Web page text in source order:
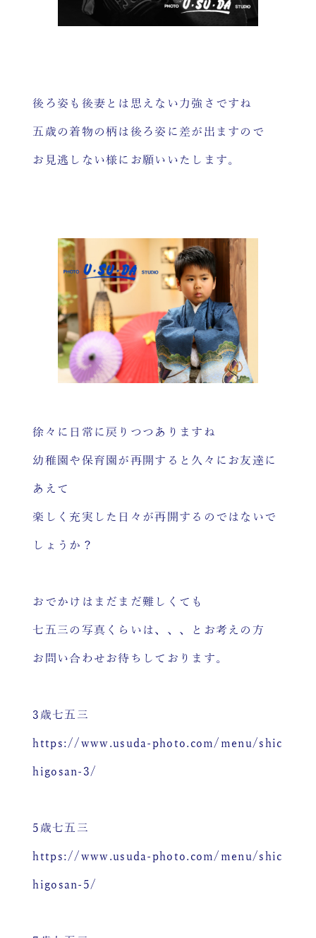
後ろ姿も後妻とは思えない力強さですね
五歳の着物の柄は後ろ姿に差が出ますので
お見逃しない様にお願いいたします。
徐々に日常に戻りつつありますね
幼稚園や保育園が再開すると久々にお友達に
あえて
楽しく充実した日々が再開するのではないで
しょうか？
おでかけはまだまだ難しくても
七五三の写真くらいは、、、とお考えの方
お問い合わせお待ちしております。
3歳七五三
https://www.usuda-photo.com/menu/shic
higosan-3/
5歳七五三
https://www.usuda-photo.com/menu/shic
higosan-5/